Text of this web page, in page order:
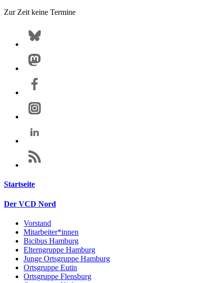
Zur Zeit keine Termine
Startseite
Der VCD Nord
Vorstand
Mitarbeiter*innen
Bicibus Hamburg
Elterngruppe Hamburg
Junge Ortsgruppe Hamburg
Ortsgruppe Eutin
Ortsgruppe Flensburg